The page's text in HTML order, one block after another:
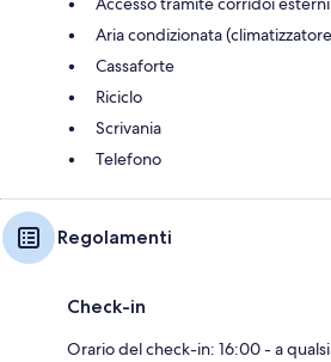
Aria condizionata
Cassaforte
Riciclo
Scrivania
Telefono
Regolamenti
Check-in
Orario del check-in: 16:00 - a